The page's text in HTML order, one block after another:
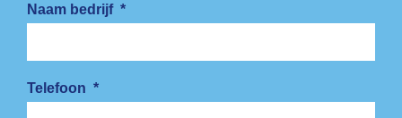
Naam bedrijf *
Telefoon *